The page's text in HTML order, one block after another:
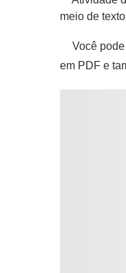
meio de
Você pode
em PDF e